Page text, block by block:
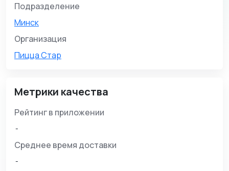
Подразделение
Минск
Организация
Пицца Стар
Метрики качества
Рейтинг в приложении
-
Среднее время доставки
-